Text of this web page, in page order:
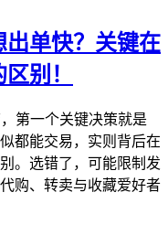
单快？关键在
别！
第一个关键决策就是
都能交易，实则背后在
。选错了，可能限制发
购、转卖与收藏爱好者